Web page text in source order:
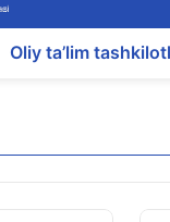
Oliy ta’lim